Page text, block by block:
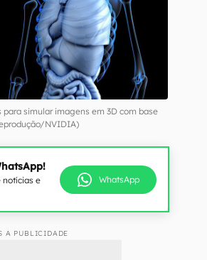
simular imagens em 3D com base
NVIDIA)
notícias e
WhatsApp
A PUBLICIDADE